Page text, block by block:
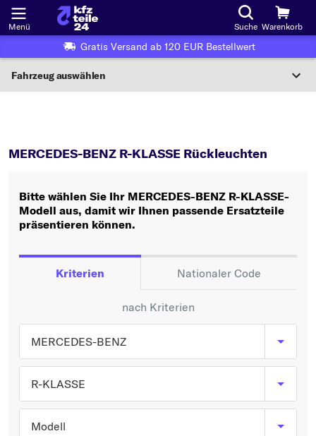
Menü Suche Warenkorb
Gratis Versand ab 120 EUR Bestellwert
Fahrzeug auswählen
Wo finde ich die?
Oder
Oder Fahrzeugauswahl nach Kriterien:
Hersteller wählen
Typ wählen
MERCEDES-BENZ R-KLASSE Rückleuchten
Bitte wählen Sie Ihr MERCEDES-BENZ R-KLASSE-
Modell aus, damit wir Ihnen passende Ersatzteile
präsentieren können.
Kriterien Nationaler Code
nach Kriterien
MERCEDES-BENZ
R-KLASSE
Modell